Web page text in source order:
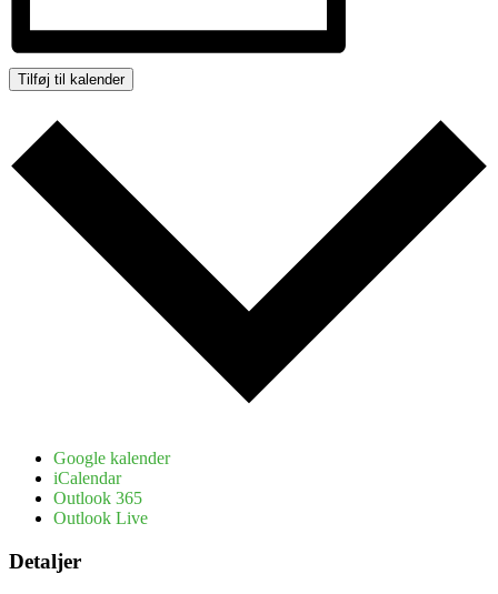
Tilføj til kalender
Google kalender
iCalendar
Outlook 365
Outlook Live
Detaljer